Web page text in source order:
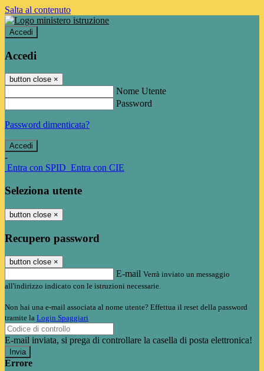
Salta al contenuto
Accedi
Accedi
button close ×
Nome Utente
Password
Password dimenticata?
-
Entra con SPID Entra con CIE
Seleziona utente
button close ×
Recupero password
button close ×
E-mail Verrà inviato un messaggio
all'indirizzo indicato con le istruzioni necessarie.
Non hai una e-mail associata al nome utente? Effettua il reset della password
tramite la Login Spaggiari
E-mail inviata, si prega di controllare la casella di posta elettronica!
Errore